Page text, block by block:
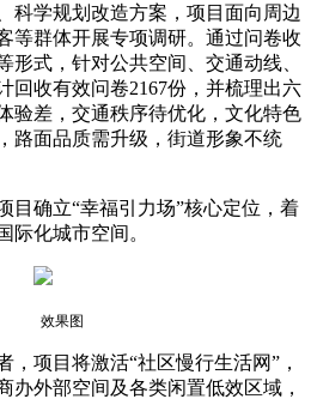
科学规划改造方案，项目面向周边
等群体开展专项调研。通过问卷收
形式，针对公共空间、交通动线、
回收有效问卷2167份，并梳理出六
差，交通秩序待优化，文化特色
路面品质需升级，街道形象不统
目确立“幸福引力场”核心定位，着
际化城市空间。
效果图
，项目将激活“社区慢行生活网”，
办外部空间及各类闲置低效区域，